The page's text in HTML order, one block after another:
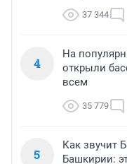
37 344
4
На
открыли
всем
35 779
5
Как звучит
Башкирии: